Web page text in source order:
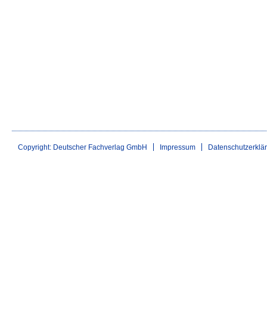
Copyright: Deutscher Fachverlag GmbH Impressum